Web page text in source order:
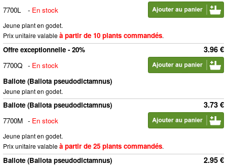
7700L
- En stock
Jeune plant en godet.
Prix unitaire valableà partir de 10 plants commandés.
3.96 €
Offre exceptionnelle - 20%
7700Q - En stock
Ballote (Ballota pseudodictamnus)
Jeune plant en godet.
3.73 €
Ballote (Ballota pseudodictamnus)
7700M - En stock
Jeune plant en godet.
Prix unitaire valableà partir de 25 plants commandés.
2.95 €
Ballote (Ballota pseudodictamnus)